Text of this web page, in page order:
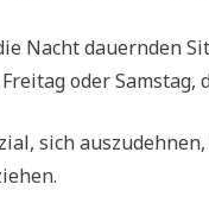
Nacht dau­ern­den
oder Sams­tag,
sich